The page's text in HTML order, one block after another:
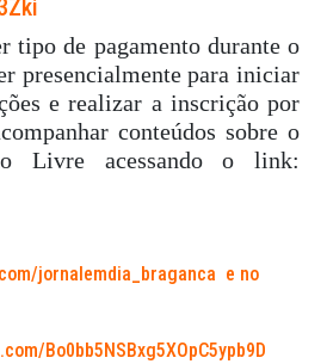
tipo de pagamento durante o
presencialmente para iniciar
e realizar a inscrição por
conteúdos sobre o
Livre acessando o link:
jornalemdia_braganca e no
Bo0bb5NSBxg5XOpC5ypb9D